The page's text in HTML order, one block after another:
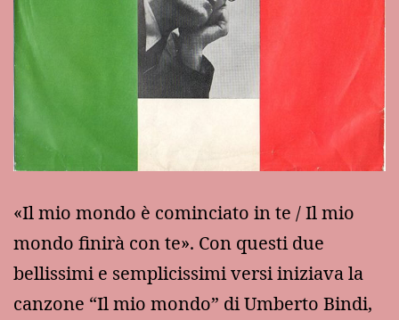
«Il mio mondo è cominciato in te / Il mio
mondo finirà con te». Con questi due
bellissimi e semplicissimi versi iniziava la
canzone “Il mio mondo” di Umberto Bindi,